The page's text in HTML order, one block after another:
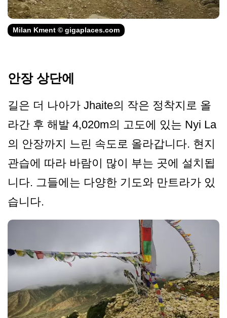
Milan Kment © gigaplaces.com
안장 상단에
길은 더 나아가 Jhaite의 작은 정착지로 올
라간 후 해발 4,020m의 고도에 있는 Nyi La
의 안장까지 느린 속도로 올라갑니다. 현지
관습에 따라 바람이 많이 부는 곳에 설치됩
니다. 그들에는 다양한 기도와 만트라가 있
습니다.